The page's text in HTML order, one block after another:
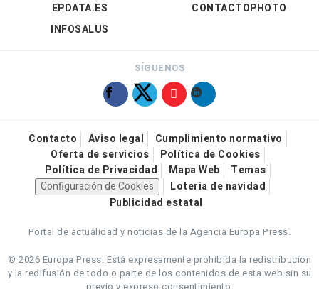
EPDATA.ES
INFOSALUS
CONTACTOPHOTO
SÍGUENOS
Contacto Aviso legal
Cumplimiento normativo
Oferta de servicios
Política de Cookies
Política de Privacidad
Mapa Web
Temas
Configuración de Cookies
Loteria de navidad
Publicidad estatal
Portal de actualidad y noticias de la Agencia Europa Press.
© 2026 Europa Press. Está expresamente prohibida la redistribución
y la redifusión de todo o parte de los contenidos de esta web sin su